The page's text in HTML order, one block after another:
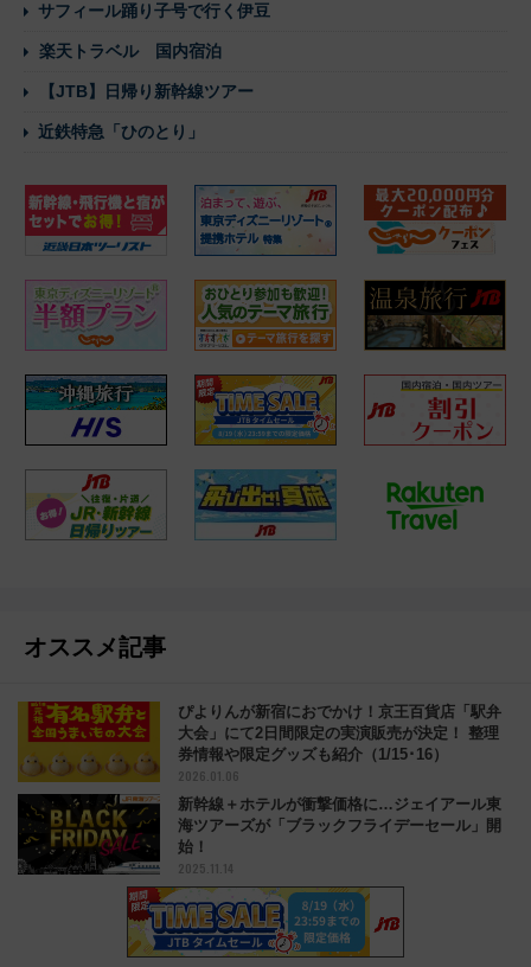
サフィール踊り子号で行く伊豆
楽天トラベル 国内宿泊
【JTB】日帰り新幹線ツアー
近鉄特急「ひのとり」
オススメ記事
ぴよりんが新宿におでかけ！京王百貨店「駅弁
大会」にて2日間限定の実演販売が決定！ 整理
券情報や限定グッズも紹介（1/15･16）
2026.01.06
新幹線＋ホテルが衝撃価格に…ジェイアール東
海ツアーズが「ブラックフライデーセール」開
始！
2025.11.14